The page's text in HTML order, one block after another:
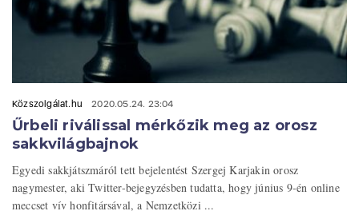
Közszolgálat.hu 2020.05.24. 23:04
Űrbeli riválissal mérkőzik meg az orosz
sakkvilágbajnok
Egyedi sakkjátszmáról tett bejelentést Szergej Karjakin orosz
nagymester, aki Twitter-bejegyzésben tudatta, hogy június 9-én online
meccset vív honfitársával, a Nemzetközi ...